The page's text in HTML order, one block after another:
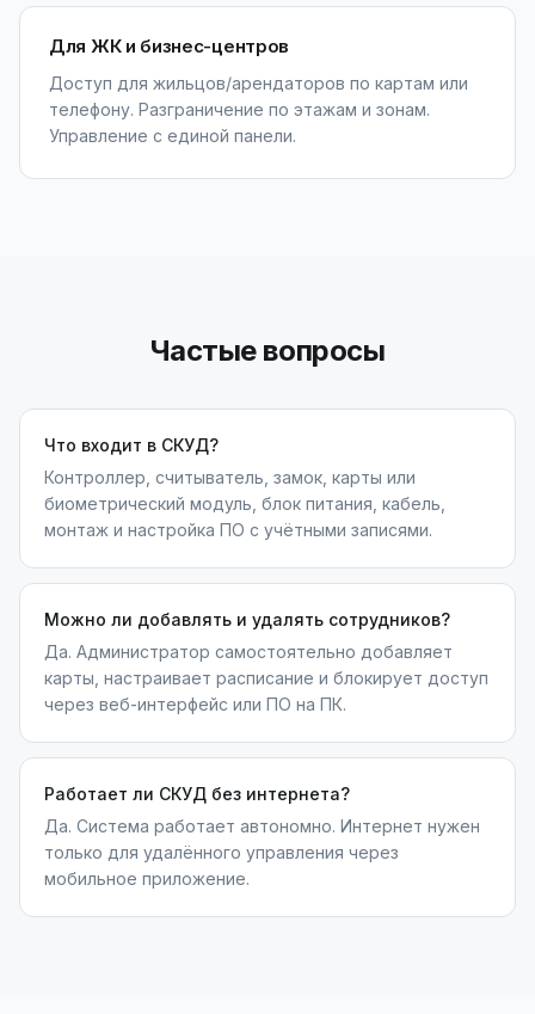
Для ЖК и бизнес-центров
Доступ для жильцов/арендаторов по картам или
телефону. Разграничение по этажам и зонам.
Управление с единой панели.
Частые вопросы
Что входит в СКУД?
Контроллер, считыватель, замок, карты или
биометрический модуль, блок питания, кабель,
монтаж и настройка ПО с учётными записями.
Можно ли добавлять и удалять сотрудников?
Да. Администратор самостоятельно добавляет
карты, настраивает расписание и блокирует доступ
через веб-интерфейс или ПО на ПК.
Работает ли СКУД без интернета?
Да. Система работает автономно. Интернет нужен
только для удалённого управления через
мобильное приложение.